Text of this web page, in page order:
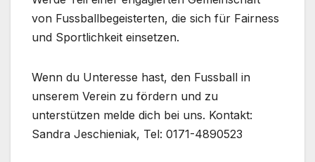
von Fussballbegeisterten, die sich für Fairness
und Sportlichkeit einsetzen.
Wenn du Unteresse hast, den Fussball in
unserem Verein zu fördern und zu
unterstützen melde dich bei uns. Kontakt:
Sandra Jeschieniak, Tel: 0171-4890523